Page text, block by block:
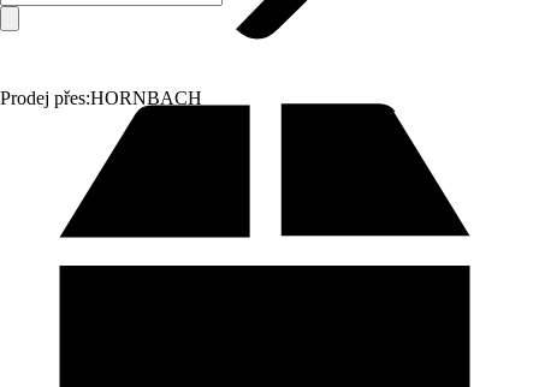
Prodej přes:HORNBACH